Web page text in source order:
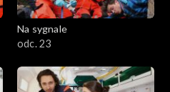
Na sygnale
odc. 23